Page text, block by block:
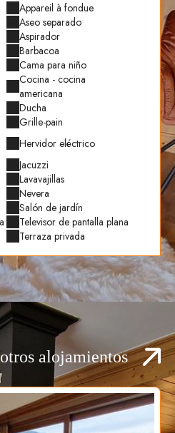
Appareil à fondue
Aseo separado
Aspirador
Barbacoa
Cama para niño
Cocina - cocina
americana
Ducha
Grille-pain
Hervidor eléctrico
Jacuzzi
Lavavajillas
Nevera
Salón de jardín
Televisor de pantalla plana
Terraza privada
alojamientos